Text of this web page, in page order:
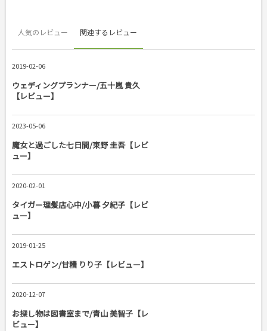
人気のレビュー 関連するレビュー
2019-02-06
ウェディングプランナー/五十嵐 貴久
【レビュー】
2023-05-06
魔女と過ごした七日間/東野 圭吾【レビ
ュー】
2020-02-01
タイガー理髪店心中/小暮 夕紀子【レビ
ュー】
2019-01-25
エストロゲン/甘糟 りり子【レビュー】
2020-12-07
お探し物は図書室まで/青山 美智子【レ
ビュー】